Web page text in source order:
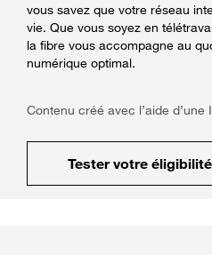
vous savez que votre réseau
vie. Que vous soyez en
la fibre vous accompagne au
numérique optimal.
Contenu créé avec l’aide
Tester votre éligibilité